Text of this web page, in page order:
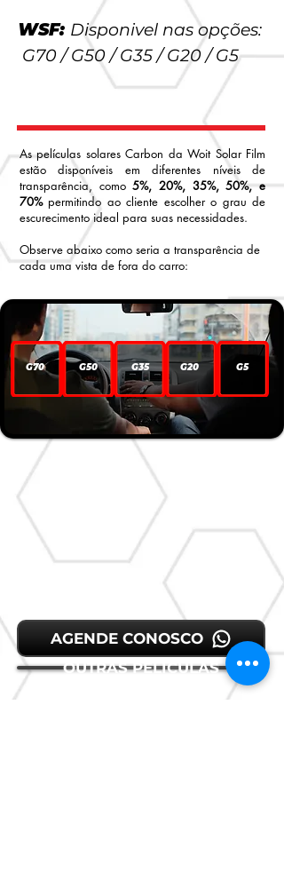
WSF: Disponivel nas opções:
G70 / G50 / G35 / G20 / G5
As películas solares Carbon da Woit Solar Film
estão disponíveis em diferentes níveis de
transparência, como5%, 20%, 35%, 50%, e
70%permitindo ao cliente escolher o grau de
escurecimento ideal para suas necessidades.
Observe abaixo como seria a transparência de
cada uma vista de fora do carro:
G70 G50 G35 G20 G5
AGENDE CONOSCO
OUTRAS PELÍCULAS